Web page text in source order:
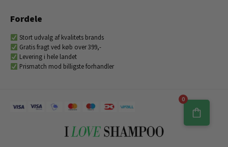
Fordele
Stort udvalg af kvalitets brands
Gratis fragt ved køb over 399,-
Levering i hele landet
Prismatch mod billigste forhandler
0